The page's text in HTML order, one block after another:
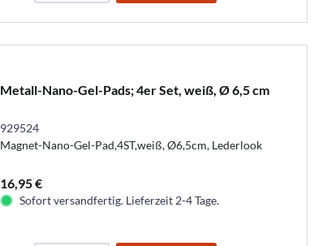
Metall-Nano-Gel-Pads; 4er Set, weiß, Ø 6,5 cm
929524
Magnet-Nano-Gel-Pad,4ST,weiß, Ø6,5cm, Lederlook
16,95 €
Sofort versandfertig. Lieferzeit 2-4 Tage.